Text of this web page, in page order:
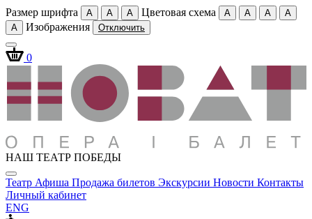
Размер шрифта A A A Цветовая схема A A A
A
A
Изображения Отключить
0
НАШ ТЕАТР ПОБЕДЫ
Театр Афиша Продажа билетов Экскурсии Новости Контакты
Личный кабинет
ENG